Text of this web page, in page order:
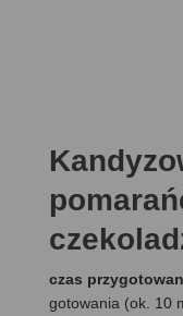
czas
gotowania (ok. 10